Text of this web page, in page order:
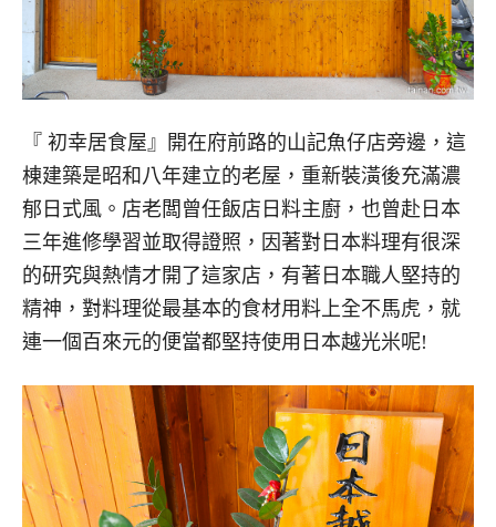
『 初幸居食屋』開在府前路的山記魚仔店旁邊，這
棟建築是昭和八年建立的老屋，重新裝潢後充滿濃
郁日式風。店老闆曾任飯店日料主廚，也曾赴日本
三年進修學習並取得證照，因著對日本料理有很深
的研究與熱情才開了這家店，有著日本職人堅持的
精神，對料理從最基本的食材用料上全不馬虎，就
連一個百來元的便當都堅持使用日本越光米呢!